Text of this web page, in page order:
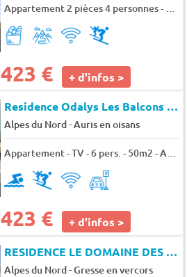
Appartement 2 pièces 4 personnes - vue montagne
423 € + d'infos >
Residence Odalys Les Balcons d'Aurea
Alpes du Nord-Auris en oisans
Appartement - TV - 6 pers. - 50m2 - Animaux admis
423 € + d'infos >
RESIDENCE LE DOMAINE DES GENTIANES
Alpes du Nord-Gresse en vercors